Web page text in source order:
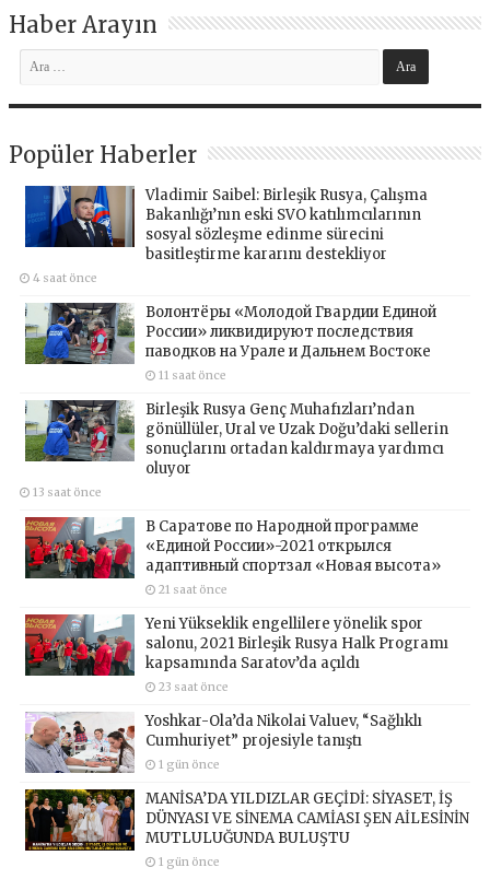
Haber Arayın
Popüler Haberler
Vladimir Saibel: Birleşik Rusya, Çalışma
Bakanlığı’nın eski SVO katılımcılarının
sosyal sözleşme edinme sürecini
basitleştirme kararını destekliyor
4 saat önce
Волонтёры «Молодой Гвардии Единой
России» ликвидируют последствия
паводков на Урале и Дальнем Востоке
11 saat önce
Birleşik Rusya Genç Muhafızları’ndan
gönüllüler, Ural ve Uzak Doğu’daki sellerin
sonuçlarını ortadan kaldırmaya yardımcı
oluyor
13 saat önce
В Саратове по Народной программе
«Единой России»-2021 открылся
адаптивный спортзал «Новая высота»
21 saat önce
Yeni Yükseklik engellilere yönelik spor
salonu, 2021 Birleşik Rusya Halk Programı
kapsamında Saratov’da açıldı
23 saat önce
Yoshkar-Ola’da Nikolai Valuev, “Sağlıklı
Cumhuriyet” projesiyle tanıştı
1 gün önce
MANİSA’DA YILDIZLAR GEÇİDİ: SİYASET, İŞ
DÜNYASI VE SİNEMA CAMİASI ŞEN AİLESİNİN
MUTLULUĞUNDA BULUŞTU
1 gün önce